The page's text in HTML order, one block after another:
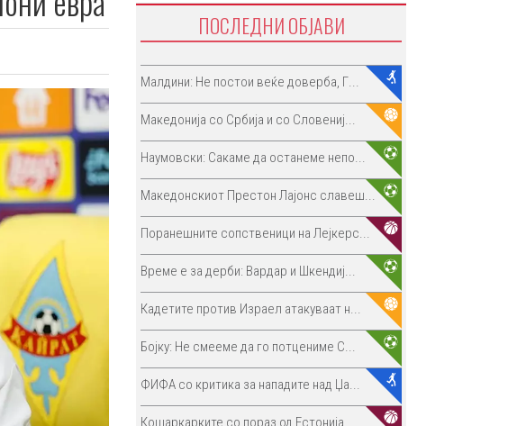
ПОСЛЕДНИ ОБЈАВИ
Малдини: Не постои веќе доверба, Г...
Македонија со Србија и со Словениј...
Наумовски: Сакаме да останеме непо...
Македонскиот Престон Лајонс славеш...
Поранешните сопственици на Лејкерс...
Време е за дерби: Вардар и Шкендиј...
Кадетите против Израел атакуваат н...
Бојку: Не смееме да го потцениме С...
ФИФА со критика за нападите над Џа...
Кошаркарките со пораз од Естонија ...